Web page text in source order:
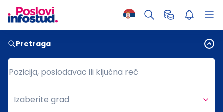
Pretraga
Pozicija, poslodavac ili ključna reč
Pozicija, poslodavac ili ključna reč
Grad
Izaberite grad